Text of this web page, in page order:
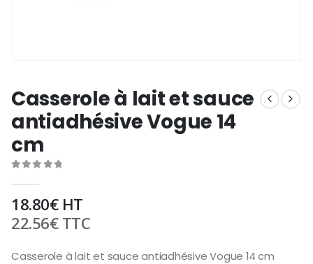
Casserole à lait et sauce
antiadhésive Vogue 14
cm
18.80€HT
22.56€TTC
Casserole à lait et sauce antiadhésive Vogue 14 cm